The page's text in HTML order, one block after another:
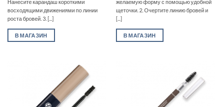
Нанесите карандаш короткими
восходящими движениями по линии
роста бровей. 3. [...]
В МАГАЗИН
желаемую форму с помощью удобной
щеточки. 2. Очертите линию бровей и
[...]
В МАГАЗИН